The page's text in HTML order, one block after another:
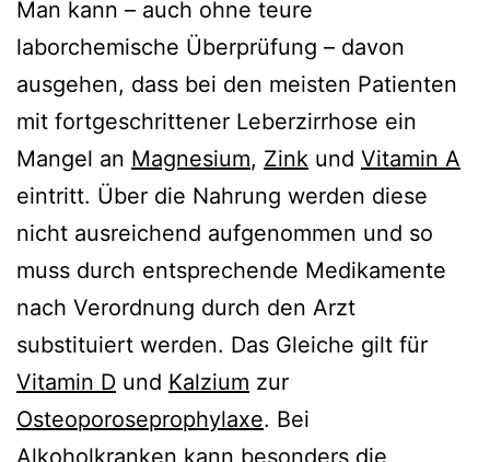
Man kann – auch ohne teure
laborchemische Überprüfung – davon
ausgehen, dass bei den meisten Patienten
mit fortgeschrittener Leberzirrhose ein
Mangel an Magnesium, Zink und Vitamin A
eintritt. Über die Nahrung werden diese
nicht ausreichend aufgenommen und so
muss durch entsprechende Medikamente
nach Verordnung durch den Arzt
substituiert werden. Das Gleiche gilt für
Vitamin D und Kalzium zur
Osteoporoseprophylaxe. Bei
Alkoholkranken kann besonders die